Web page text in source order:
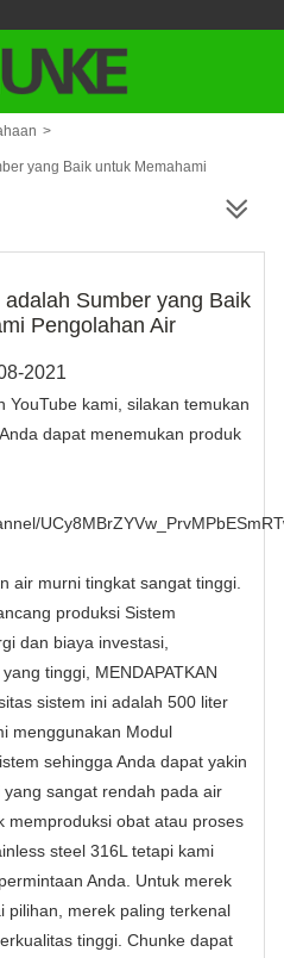
>
yang Baik untuk Memahami
Sumber yang Baik
Pengolahan Air
2021
YouTube kami, silakan temukan
dapat menemukan produk
air murni tingkat sangat tinggi.
produksi Sistem
dan biaya investasi,
tinggi, MENDAPATKAN
sistem ini adalah 500 liter
menggunakan Modul
sehingga Anda dapat yakin
sangat rendah pada air
memproduksi obat atau proses
steel 316L tetapi kami
Anda. Untuk merek
pilihan, merek paling terkenal
tinggi. Chunke dapat